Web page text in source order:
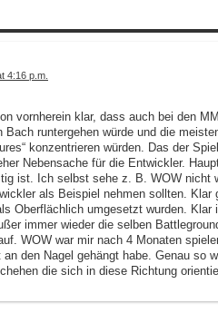
4:16 p.m.
vornherein klar, dass auch bei den
Bach runtergehen würde und die
konzentrieren würden. Das der
Nebensache für die Entwickler.
ist. Ich selbst sehe z. B. WOW nicht
als Beispiel nehmen sollten. Klar
Oberflächlich umgesetzt wurden.
immer wieder die selben
WOW war mir nach 4 Monaten
den Nagel gehängt habe. Genau so
die sich in diese Richtung